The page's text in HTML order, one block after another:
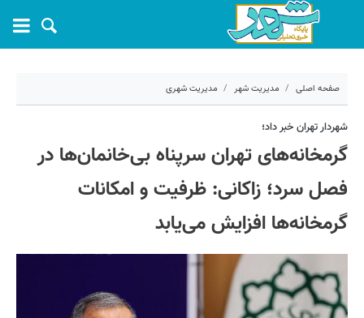
صفحه اصلی مدیریت شهر مدیریت شهری
۴ آذر ۱۴۰۲ - ۰۹:۲۴
کد مطلب:45685
شهردار تهران خبر داد؛
گرمخانه‌های تهران سرپناه بی‌خانمان‌ها در
فصل سرد؛ زاکانی: ظرفیت و امکانات
گرمخانه‌ها افزایش می‌یابد